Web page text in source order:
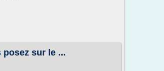
sur le ...